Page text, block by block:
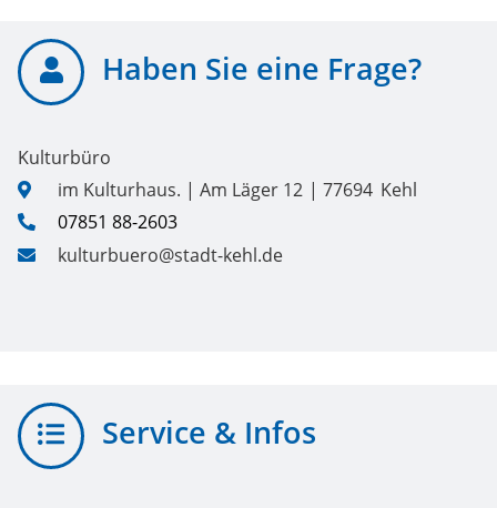
Haben Sie eine Frage?
Kulturbüro
im Kulturhaus. | Am Läger 12
77694 Kehl
kulturbuero@stadt-kehl.de
07851 88-2603
Service & Infos